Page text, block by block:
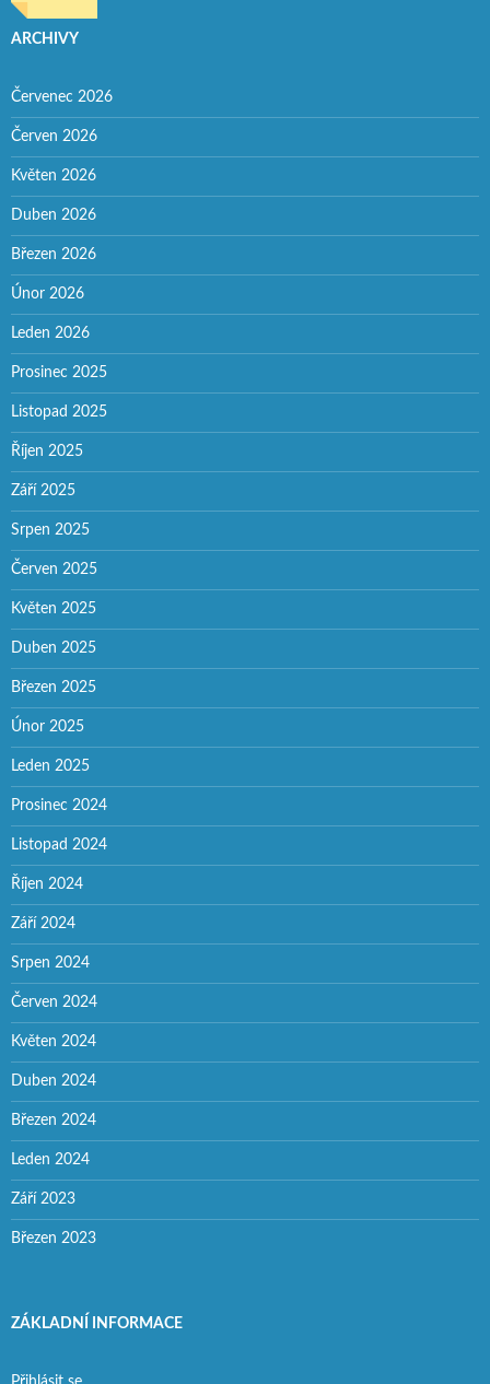
ARCHIVY
Červenec 2026
Červen 2026
Květen 2026
Duben 2026
Březen 2026
Únor 2026
Leden 2026
Prosinec 2025
Listopad 2025
Říjen 2025
Září 2025
Srpen 2025
Červen 2025
Květen 2025
Duben 2025
Březen 2025
Únor 2025
Leden 2025
Prosinec 2024
Listopad 2024
Říjen 2024
Září 2024
Srpen 2024
Červen 2024
Květen 2024
Duben 2024
Březen 2024
Leden 2024
Září 2023
Březen 2023
ZÁKLADNÍ INFORMACE